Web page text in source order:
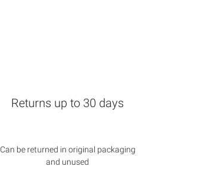
Returns up to 30 days
Can be returned in original packaging
and unused